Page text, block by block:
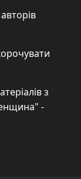
з
-